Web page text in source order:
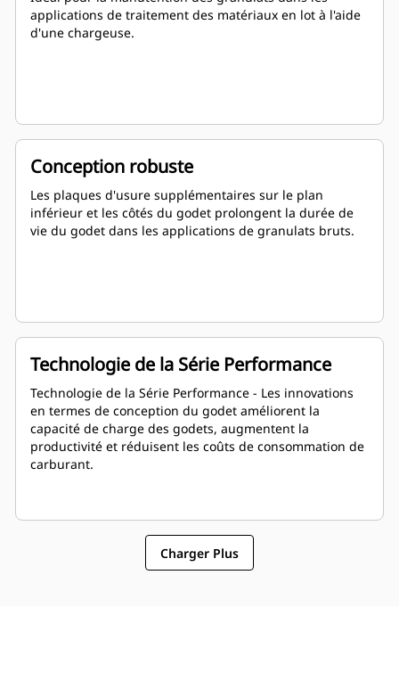
applications de traitement des matériaux en lot à l'aide
d'une chargeuse.
Conception robuste
Les plaques d'usure supplémentaires sur le plan
inférieur et les côtés du godet prolongent la durée de
vie du godet dans les applications de granulats bruts.
Technologie de la Série Performance
Technologie de la Série Performance - Les innovations
en termes de conception du godet améliorent la
capacité de charge des godets, augmentent la
productivité et réduisent les coûts de consommation de
carburant.
Charger Plus